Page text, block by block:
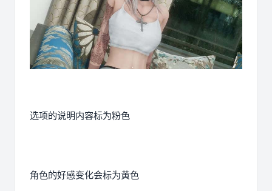
选项的说明内容标为粉色
角色的好感变化会标为黄色